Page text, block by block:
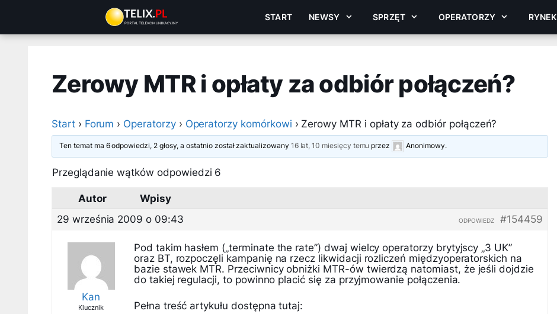
treści
START NEWSY SPRZĘT OPERATORZY RYNEK
Zerowy MTR i opłaty za odbiór połączeń?
Start › Forum › Operatorzy › Operatorzy komórkowi › Zerowy MTR i opłaty za odbiór połączeń?
Ten temat ma 6 odpowiedzi, 2 głosy, a ostatnio został zaktualizowany 16 lat, 10 miesięcy temu przez Anonimowy.
Przeglądanie wątków odpowiedzi 6
Autor
Wpisy
29 września 2009 o 09:43
#154459
ODPOWIEDZ
Kan
Klucznik
Pod takim hasłem („terminate the rate”) dwaj wielcy operatorzy brytyjscy „3 UK”
oraz BT, rozpoczęli kampanię na rzecz likwidacji rozliczeń międzyoperatorskich na
bazie stawek MTR. Przeciwnicy obniżki MTR-ów twierdzą natomiast, że jeśli dojdzie
do takiej regulacji, to powinno placić się za przyjmowanie połączenia.
Pełna treść artykułu dostępna tutaj: